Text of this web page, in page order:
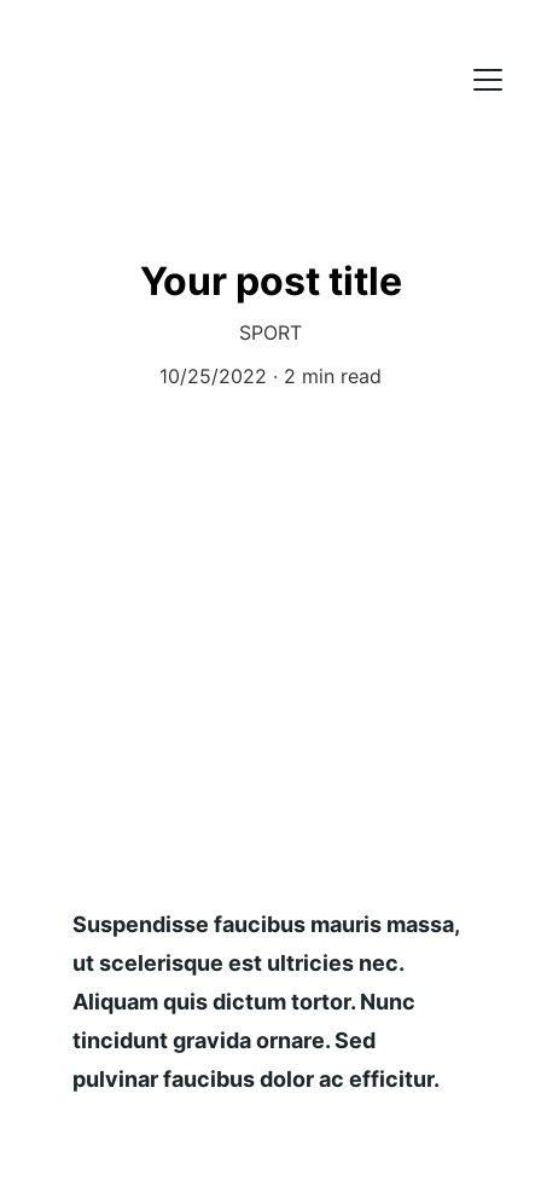
Your post title
SPORT
10/25/2022
2 min read
Suspendisse faucibus mauris massa,
ut scelerisque est ultricies nec.
Aliquam quis dictum tortor. Nunc
tincidunt gravida ornare. Sed
pulvinar faucibus dolor ac efficitur.